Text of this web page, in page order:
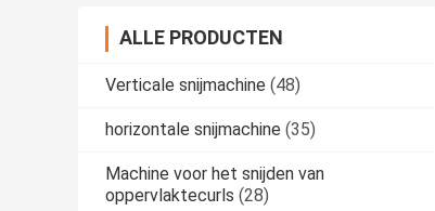
ALLE PRODUCTEN
Verticale snijmachine (48)
horizontale snijmachine (35)
Machine voor het snijden van
oppervlaktecurls (28)